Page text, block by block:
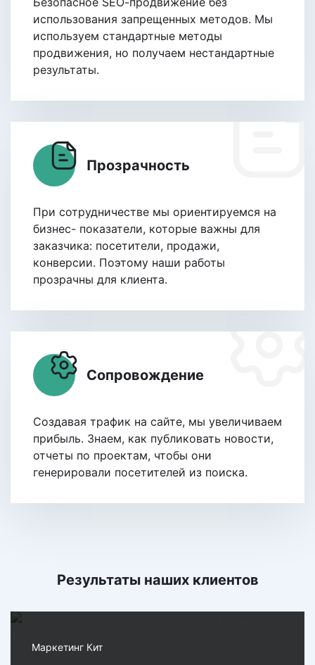
использования запрещенных методов. Мы
используем стандартные методы
продвижения, но получаем нестандартные
результаты.
Прозрачность
При сотрудничестве мы ориентируемся на
бизнес- показатели, которые важны для
заказчика: посетители, продажи,
конверсии. Поэтому наши работы
прозрачны для клиента.
Сопровождение
Создавая трафик на сайте, мы увеличиваем
прибыль. Знаем, как публиковать новости,
отчеты по проектам, чтобы они
генерировали посетителей из поиска.
Результаты наших клиентов
Маркетинг Кит